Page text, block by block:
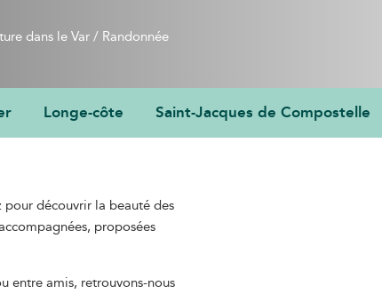
dans le Var/ Randonnée
Longe-côte Saint-Jacques de Compostelle
découvrir la beauté des
proposées
entre amis, retrouvons-nous